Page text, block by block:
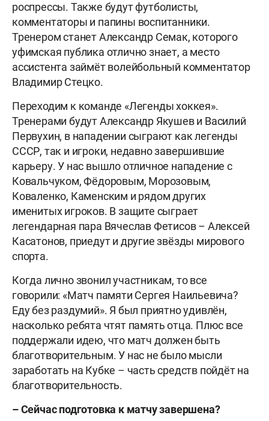
роспрессы. Также будут футболисты,
комментаторы и папины воспитанники.
Тренером станет Александр Семак, которого
уфимская публика отлично знает, а место
ассистента займёт волейбольный комментатор
Владимир Стецко.
Переходим к команде «Легенды хоккея».
Тренерами будут Александр Якушев и Василий
Первухин, в нападении сыграют как легенды
СССР, так и игроки, недавно завершившие
карьеру. У нас вышло отличное нападение с
Ковальчуком, Фёдоровым, Морозовым,
Коваленко, Каменским и рядом других
именитых игроков. В защите сыграет
легендарная пара Вячеслав Фетисов – Алексей
Касатонов, приедут и другие звёзды мирового
спорта.
Когда лично звонил участникам, то все
говорили: «Матч памяти Сергея Наильевича?
Еду без раздумий». Я был приятно удивлён,
насколько ребята чтят память отца. Плюс все
поддержали идею, что матч должен быть
благотворительным. У нас не было мысли
заработать на Кубке – часть средств пойдёт на
благотворительность.
– Сейчас подготовка к матчу завершена?